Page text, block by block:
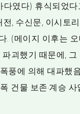
였다) 휴식되었
, 수신문, 이시토
. (메이지 이후는
괴했기 때문에,
풍에 의해 대파했
건물 보존·계승